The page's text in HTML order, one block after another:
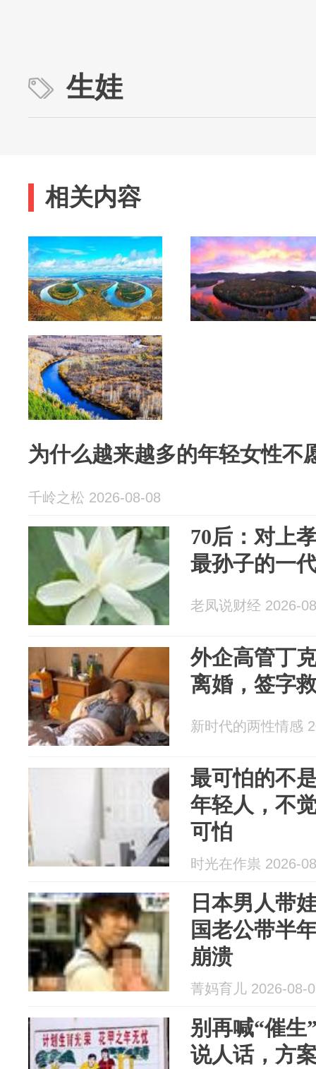
生娃
相关内容
为什么越来越多的年轻女性不
千岭之松 2026-08-08
70后：对上
最孙子的一
老凤说财经 2026-
外企高管丁
离婚，签字
新时代的两性情感
最可怕的不
年轻人，不
可怕
时光在作祟 2026-
日本男人带
国老公带半
崩溃
菁妈育儿 2026-08-
别再喊“催生
说人话，方